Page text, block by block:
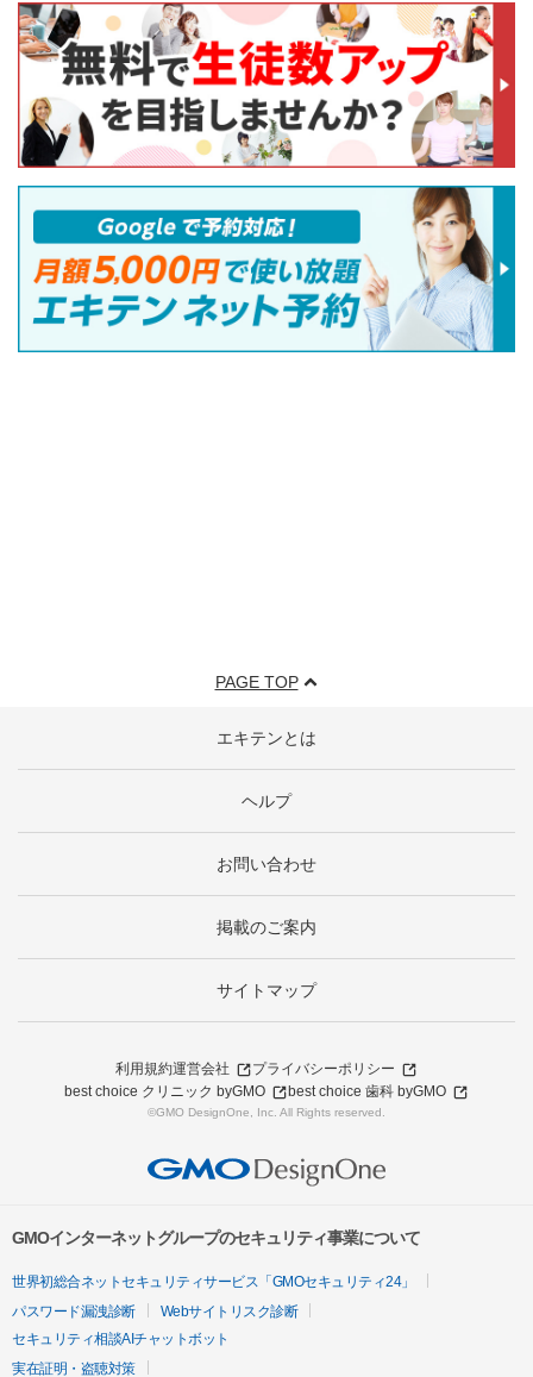
PAGE TOP
エキテンとは
ヘルプ
お問い合わせ
掲載のご案内
サイトマップ
利用規約運営会社
プライバシーポリシー
best choice クリニック byGMO
best choice 歯科 byGMO
©GMO DesignOne, Inc. All Rights reserved.
GMOインターネットグループのセキュリティ事業について
世界初総合ネットセキュリティサービス「GMOセキュリティ24」
パスワード漏洩診断
Webサイトリスク診断
セキュリティ相談AIチャットボット
実在証明・盗聴対策